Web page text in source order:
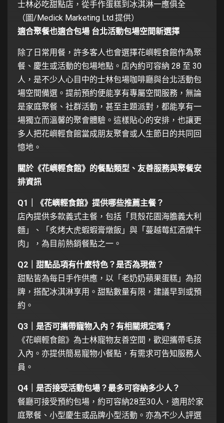
士林必吃甜點店，從手作蛋糕到冰淇淋一應俱全
（圖/Medick Marketing Ltd.提供）
適合聚餐也適合包場 台北活動包場空間新選擇
除了日常用餐，許多客人也會選擇花嶼輕食館作為聚
餐、慶生或活動的包場地點。店內約可容納 28 至 30
人，是不少人心目中的士林包場咖啡廳與台北活動包
場空間備選。提前預約便能享有專屬空間服務，無論
是家庭聚餐、社群活動，甚至主題派對，都能享有一
場獨立而溫馨的聚會體驗。這樣貼心的安排，也讓更
多人把花嶼輕食館當成朋友聚會或人生節日的共同回
憶地。
關於《花嶼輕食館》的餐點類型、友善服務與聚餐安
排資訊
Q1｜《花嶼輕食館》提供哪些推薦主餐？
店內提供多款義式主餐，包括「貝殼花園海膽義大利
麵」、「炙烤大虎蝦蝦膏燉飯」與「蔓越莓紅酒燉牛
肉」，為目前熱銷餐點之一。
Q2｜甜點品項有什麼特色？是否為現做？
甜點皆為每日手作供應，以「老奶奶蘋果蛋糕」為招
牌，搭配冰淇淋享用。甜點數量有限，建議早到或預
約。
Q3｜是否可攜帶寵物入內？有相關規定嗎？
《花嶼輕食館》為士林寵物友善空間，歡迎攜帶毛孩
入內。亦提供簡易寵物小餐點，有需求可告知服務人
員。
Q4｜是否接受活動包場？最多可容納多少人？
餐廳可接受預約包場，約可容納28至30人，適用於家
庭聚餐、小型慶生或品牌小型活動。亦為不少人評選